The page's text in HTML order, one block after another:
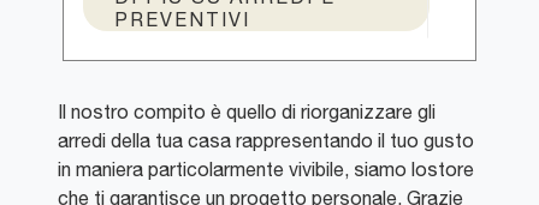
PREVENTIVI
Il nostro compito è quello di riorganizzare gli
arredi della tua casa rappresentando il tuo gusto
in maniera particolarmente vivibile, siamo lostore
che ti garantisce un progetto personale. Grazie